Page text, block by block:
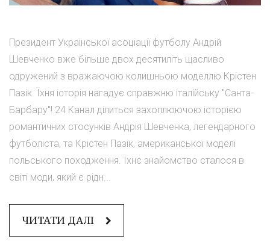
Президент Української асоціації футболу Андрій
Шевченко вже більше двох десятиліть щасливо
одружений з вражаючою колишньою моделлю Крістен
Пазік. Їхня історія нагадує справжню італійську "Санта-
Барбару"! 24 Канал ділиться захоплюючою історією
романтичних стосунків Андрія Шевченка, легендарного
футболіста, та Крістен Пазік, американської моделі
польського походження. Їхнє знайомство сталося в
світі моди, який є рідн...
ЧИТАТИ ДАЛІ